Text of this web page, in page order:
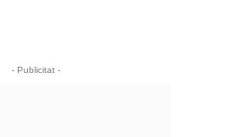
- Publicitat -